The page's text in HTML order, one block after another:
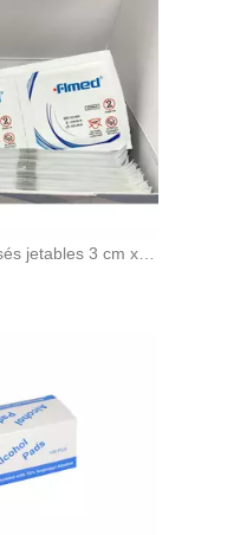
Tampons alcoolisés jetables 3 cm x 3 cm 200s